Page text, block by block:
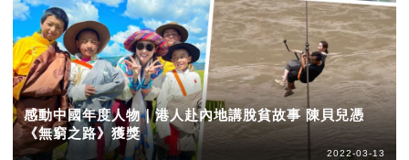
感動中國年度人物｜港人赴內地講脫貧故事 陳貝兒憑
《無窮之路》獲獎
2022-03-13